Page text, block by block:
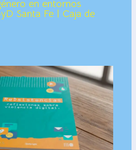
en entornos
Santa Fe | Caja de